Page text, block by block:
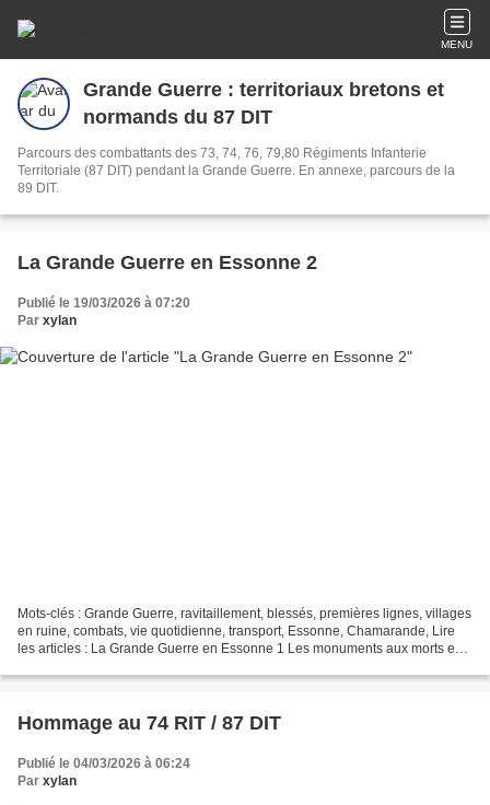
MENU
Grande Guerre : territoriaux bretons et
normands du 87 DIT
Parcours des combattants des 73, 74, 76, 79,80 Régiments Infanterie
Territoriale (87 DIT) pendant la Grande Guerre. En annexe, parcours de la
89 DIT.
La Grande Guerre en Essonne 2
Publié le 19/03/2026 à 07:20
Par xylan
Mots-clés : Grande Guerre, ravitaillement, blessés, premières lignes, villages
en ruine, combats, vie quotidienne, transport, Essonne, Chamarande, Lire
les articles : La Grande Guerre en Essonne 1 Les monuments aux morts en
Hommage au 74 RIT / 87 DIT
Publié le 04/03/2026 à 06:24
Par xylan